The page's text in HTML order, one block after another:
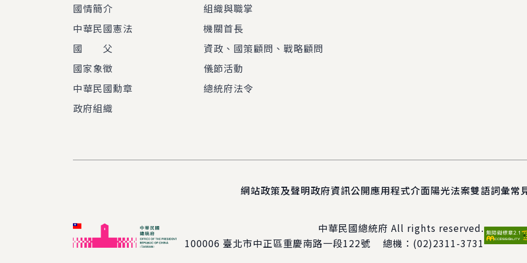
國情簡介
中華民國憲法
國 父
國家象徵
中華民國勳章
政府組織
組織與職掌
機關首長
資政、國策顧問、戰略顧問
儀節活動
總統府法令
網站政策及聲明政府資訊公開應用程式介面陽光法案雙語詞彙常
中華民國總統府 All rights reserved.
100006 臺北市中正區重慶南路一段122號 總機： (02)2311-3731